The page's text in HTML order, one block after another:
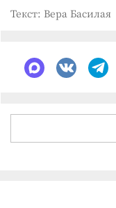
Текст: Вера Басилая